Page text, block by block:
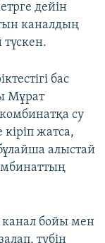
дейін
каналдың
бас
Мұрат
су
жатса,
алыстай
канал бойы мен
түбін